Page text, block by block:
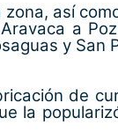
así
a
y San
de
la